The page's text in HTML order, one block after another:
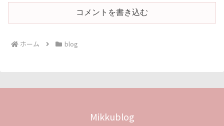
コメントを書き込む
ホーム blog
Mikkublog